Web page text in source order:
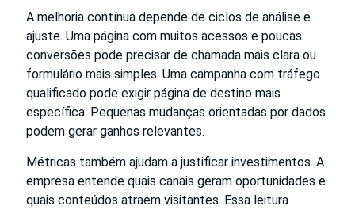
A melhoria contínua depende de ciclos de análise e
ajuste. Uma página com muitos acessos e poucas
conversões pode precisar de chamada mais clara ou
formulário mais simples. Uma campanha com tráfego
qualificado pode exigir página de destino mais
específica. Pequenas mudanças orientadas por dados
podem gerar ganhos relevantes.
Métricas também ajudam a justificar investimentos. A
empresa entende quais canais geram oportunidades e
quais conteúdos atraem visitantes. Essa leitura